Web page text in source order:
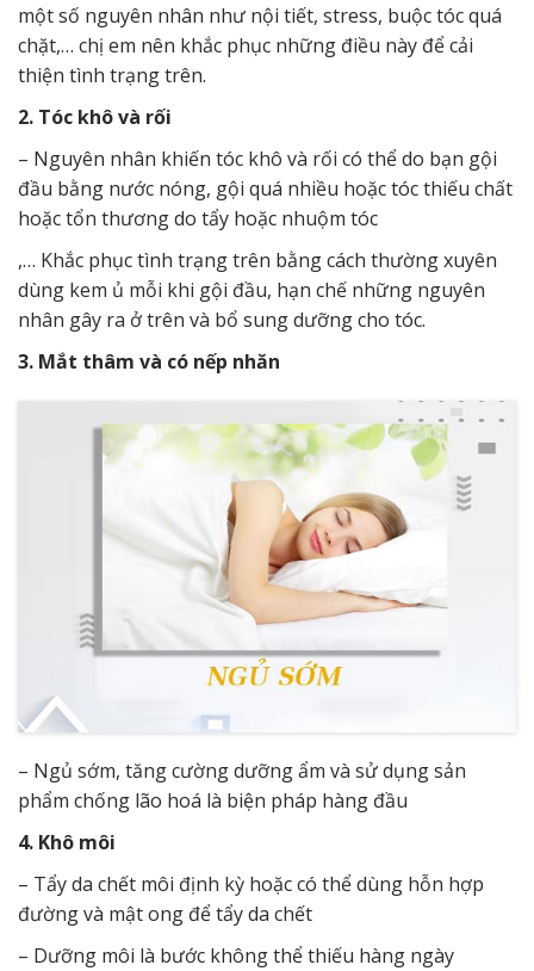
một số nguyên nhân như nội tiết, stress, buộc tóc quá
chặt,… chị em nên khắc phục những điều này để cải
thiện tình trạng trên.
2. Tóc khô và rối
– Nguyên nhân khiến tóc khô và rối có thể do bạn gội
đầu bằng nước nóng, gội quá nhiều hoặc tóc thiếu chất
hoặc tổn thương do tẩy hoặc nhuộm tóc
,… Khắc phục tình trạng trên bằng cách thường xuyên
dùng kem ủ mỗi khi gội đầu, hạn chế những nguyên
nhân gây ra ở trên và bổ sung dưỡng cho tóc.
3. Mắt thâm và có nếp nhăn
– Ngủ sớm, tăng cường dưỡng ẩm và sử dụng sản
phẩm chống lão hoá là biện pháp hàng đầu
4. Khô môi
– Tẩy da chết môi định kỳ hoặc có thể dùng hỗn hợp
đường và mật ong để tẩy da chết
– Dưỡng môi là bước không thể thiếu hàng ngày